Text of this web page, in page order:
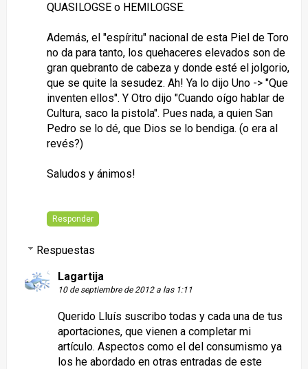
QUASILOGSE o HEMILOGSE.
Además, el "espíritu" nacional de esta Piel de Toro
no da para tanto, los quehaceres elevados son de
gran quebranto de cabeza y donde esté el jolgorio,
que se quite la sesudez. Ah! Ya lo dijo Uno -> "Que
inventen ellos". Y Otro dijo "Cuando oígo hablar de
Cultura, saco la pistola". Pues nada, a quien San
Pedro se lo dé, que Dios se lo bendiga. (o era al
revés?)
Saludos y ánimos!
Responder
Respuestas
Lagartija
10 de septiembre de 2012 a las 1:11
Querido Lluís suscribo todas y cada una de tus
aportaciones, que vienen a completar mi
artículo. Aspectos como el del consumismo ya
los he abordado en otras entradas de este